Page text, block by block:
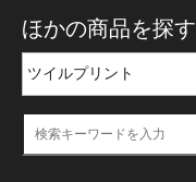
ほかの商品を探す